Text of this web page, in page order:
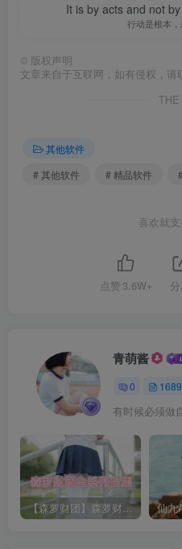
It is by acts and not
行动是根本
© 版权声明
文章来自于互联网，如有侵权，请
THE
其他软件
# 其他软件
# 精品软件
喜欢就
点赞 3.6W+
青萌酱
0 1689
有时候必须做
【森萝财团】森萝财团系列福利原版无水印合集下载[与本站内容同步更新]